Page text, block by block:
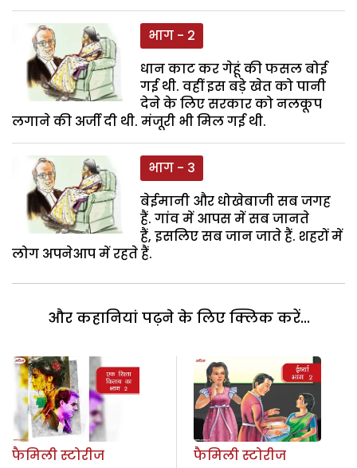
भाग - 2
धान काट कर गेहूं की फसल बोई
गई थी. वहीं इस बड़े खेत को पानी
देने के लिए सरकार को नलकूप
लगाने की अर्जी दी थी. मंजूरी भी मिल गई थी.
भाग - 3
बेईमानी और धोखेबाजी सब जगह
हैं. गांव में आपस में सब जानते
हैं, इसलिए सब जान जाते हैं. शहरों में
लोग अपनेआप में रहते हैं.
और कहानियां पढ़ने के लिए क्लिक करें...
फैमिली स्टोरीज
फैमिली स्टोरीज